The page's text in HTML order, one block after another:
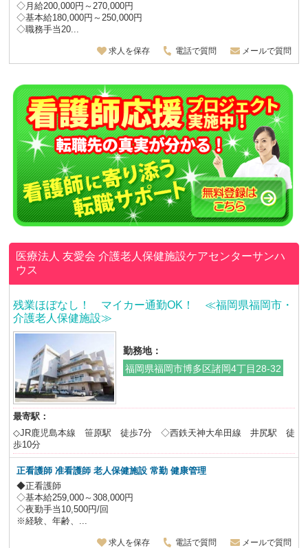
◇月給200,000円～270,000円
◇基本給180,000円～250,000円
◇職務手当20...
求人を保存 電話で質問 メールで質問
医療法人 友愛会介護老人保健施設ケアセンターサンハ
ウス
残業ほぼなし！ マイカー通勤OK！ ≪福岡県福岡市・
介護老人保健施設≫
勤務地：
福岡県福岡市博多区諸岡4丁目28-32
最寄駅：
◇JR鹿児島本線 笹原駅 徒歩7分 ◇西鉄天神大牟田線 井尻駅 徒
歩10分
正看護師 准看護師 老人保健施設常勤 健康管理
◆正看護師
◇基本給259,000～308,000円
◇夜勤手当10,500円/回
※経験、年齢、...
求人を保存 電話で質問 メールで質問